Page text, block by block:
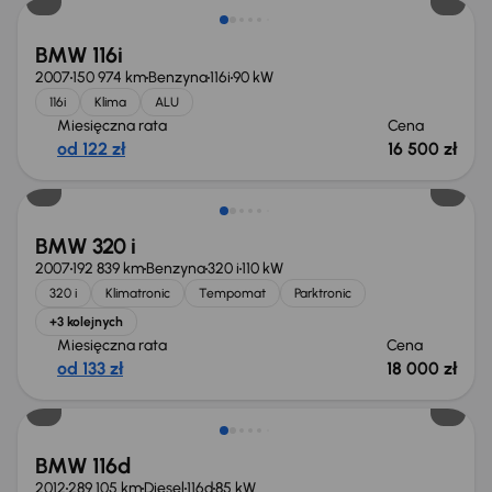
BMW 116i
2007150 974 kmBenzyna116i90 kW
116i Klima ALU
Miesięczna rata
od 122 zł
Cena
16 500 zł
Świeżo skupione
BMW 320 i
2007192 839 kmBenzyna320 i110 kW
320 i Klimatronic Tempomat
Parktronic
+3 kolejnych
Miesięczna rata
od 133 zł
Cena
18 000 zł
Świeżo skupione
BMW 116d
2012289 105 kmDiesel116d85 kW